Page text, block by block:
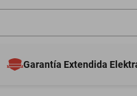
Garantía Extendida